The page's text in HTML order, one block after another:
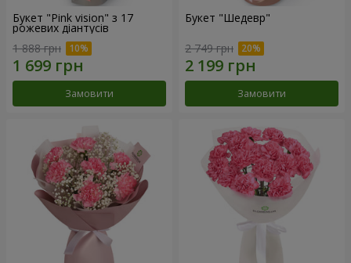
Букет "Pink vision" з 17
рожевих діантусів
1 888 грн
Замовити
Букет "Шедевр"
2 749 грн
Замовити